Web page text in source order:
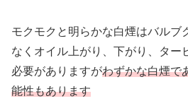
モクモクと明らかな白煙はバルブ
なくオイル上がり、下がり、ター
必要がありますがわずかな白煙で
能性もあります